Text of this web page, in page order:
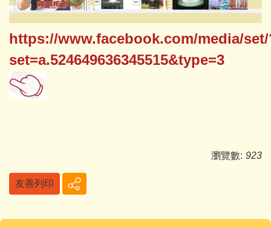
https://www.facebook.com/media/
set=a.524649636345515&type=3
瀏覽數: 923
友善列印